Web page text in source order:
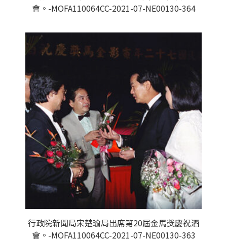
會。-MOFA110064CC-2021-07-NE00130-364
行政院新聞局宋楚瑜局出席第20屆金馬獎慶祝酒
會。-MOFA110064CC-2021-07-NE00130-363